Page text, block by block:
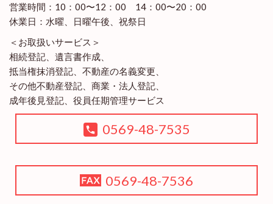
営業時間：10：00〜12：00 14：00〜20：00
休業日：水曜、日曜午後、祝祭日
＜お取扱いサービス＞
相続登記、遺言書作成、
抵当権抹消登記、不動産の名義変更、
その他不動産登記、商業・法人登記、
成年後見登記、役員任期管理サービス
0569-48-7535
0569-48-7536